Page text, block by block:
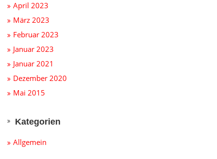
April 2023
März 2023
Februar 2023
Januar 2023
Januar 2021
Dezember 2020
Mai 2015
Kategorien
Allgemein